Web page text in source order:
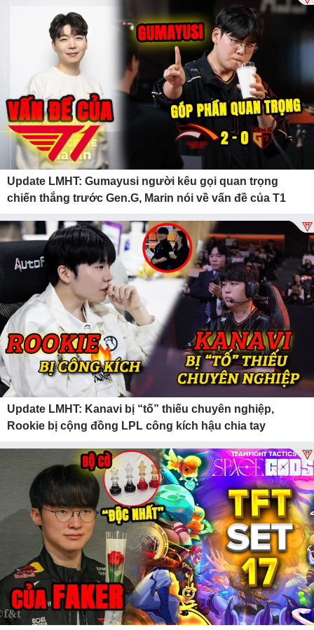
Update LMHT: Gumayusi người kêu gọi quan trọng
chiến thắng trước Gen.G, Marin nói về vấn đề của T1
Update LMHT: Kanavi bị “tố” thiếu chuyên nghiệp,
Rookie bị cộng đồng LPL công kích hậu chia tay